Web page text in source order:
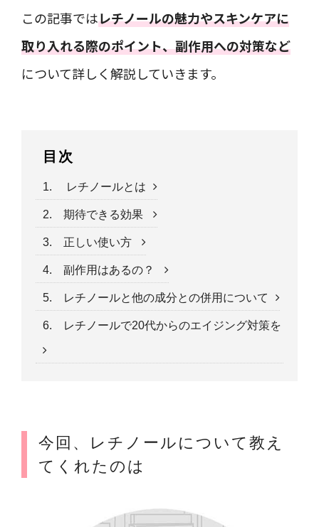
この記事ではレチノールの魅力やスキンケアに
取り入れる際のポイント、副作用への対策など
について詳しく解説していきます。
目次
1. レチノールとは
2. 期待できる効果
3. 正しい使い方
4. 副作用はあるの？
5. レチノールと他の成分との併用について
6. レチノールで20代からのエイジング対策を
今回、レチノールについて教え
てくれたのは